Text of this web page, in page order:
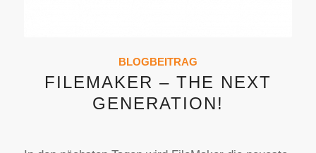
BLOGBEITRAG
FILEMAKER – THE NEXT
GENERATION!